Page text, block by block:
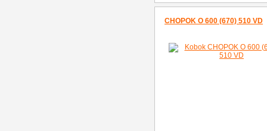
CHOPOK O 600 (670) 510 VD